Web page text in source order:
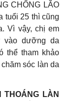
CHỐNG LÃO
tuổi 25 thì cũng
Vì vậy, chị em
vào dưỡng da
thể tham khảo
sóc làn da
LÀN